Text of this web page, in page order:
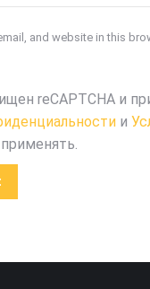
and website in this
reCAPTCHA и
и
применять.